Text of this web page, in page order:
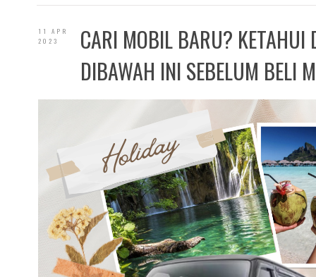
11 APR
2023
CARI MOBIL BARU? KETAHUI
DIBAWAH INI SEBELUM BELI